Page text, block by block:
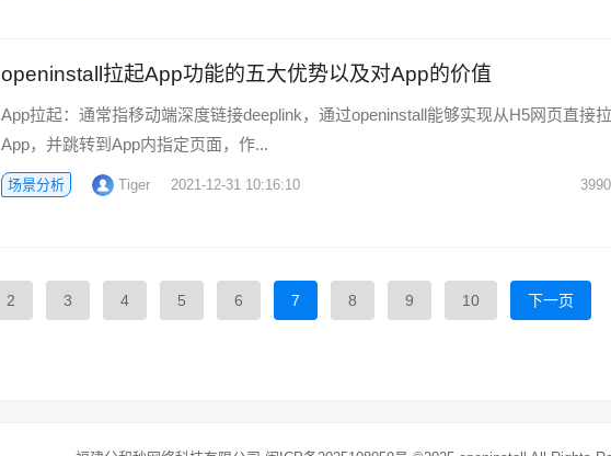
openinstall拉起App功能的五大优势以及对App的价值
App拉起：通常指移动端深度链接deeplink，通过openinstall能够实现从H5网页直接
App，并跳转到App内指定页面，作...
场景分析 Tiger 2021-12-31 10:16:10 3990
2 3 4 5 6 7 8 9 10 下一页